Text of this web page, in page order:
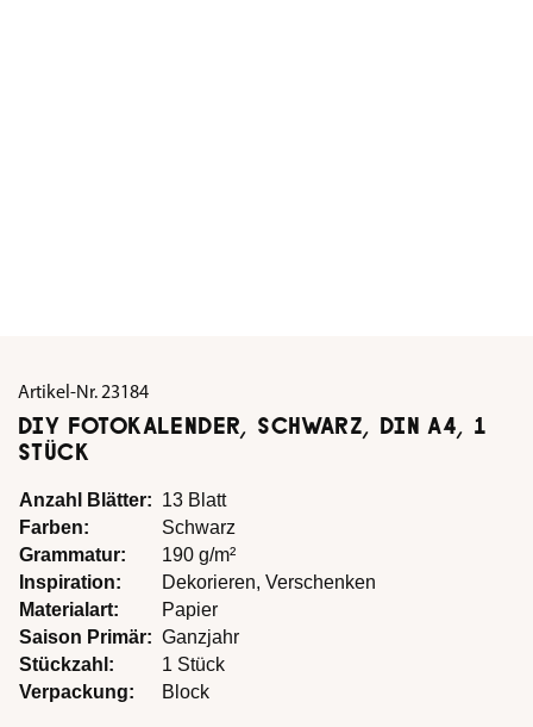
Artikel-Nr.23184
DIY FOTOKALENDER, SCHWARZ, DIN A4, 1
STÜCK
Anzahl Blätter: 13 Blatt
Farben:
Schwarz
Grammatur:
190 g/m²
Inspiration:
Dekorieren, Verschenken
Materialart:
Papier
Saison Primär: Ganzjahr
Stückzahl:
1 Stück
Verpackung:
Block